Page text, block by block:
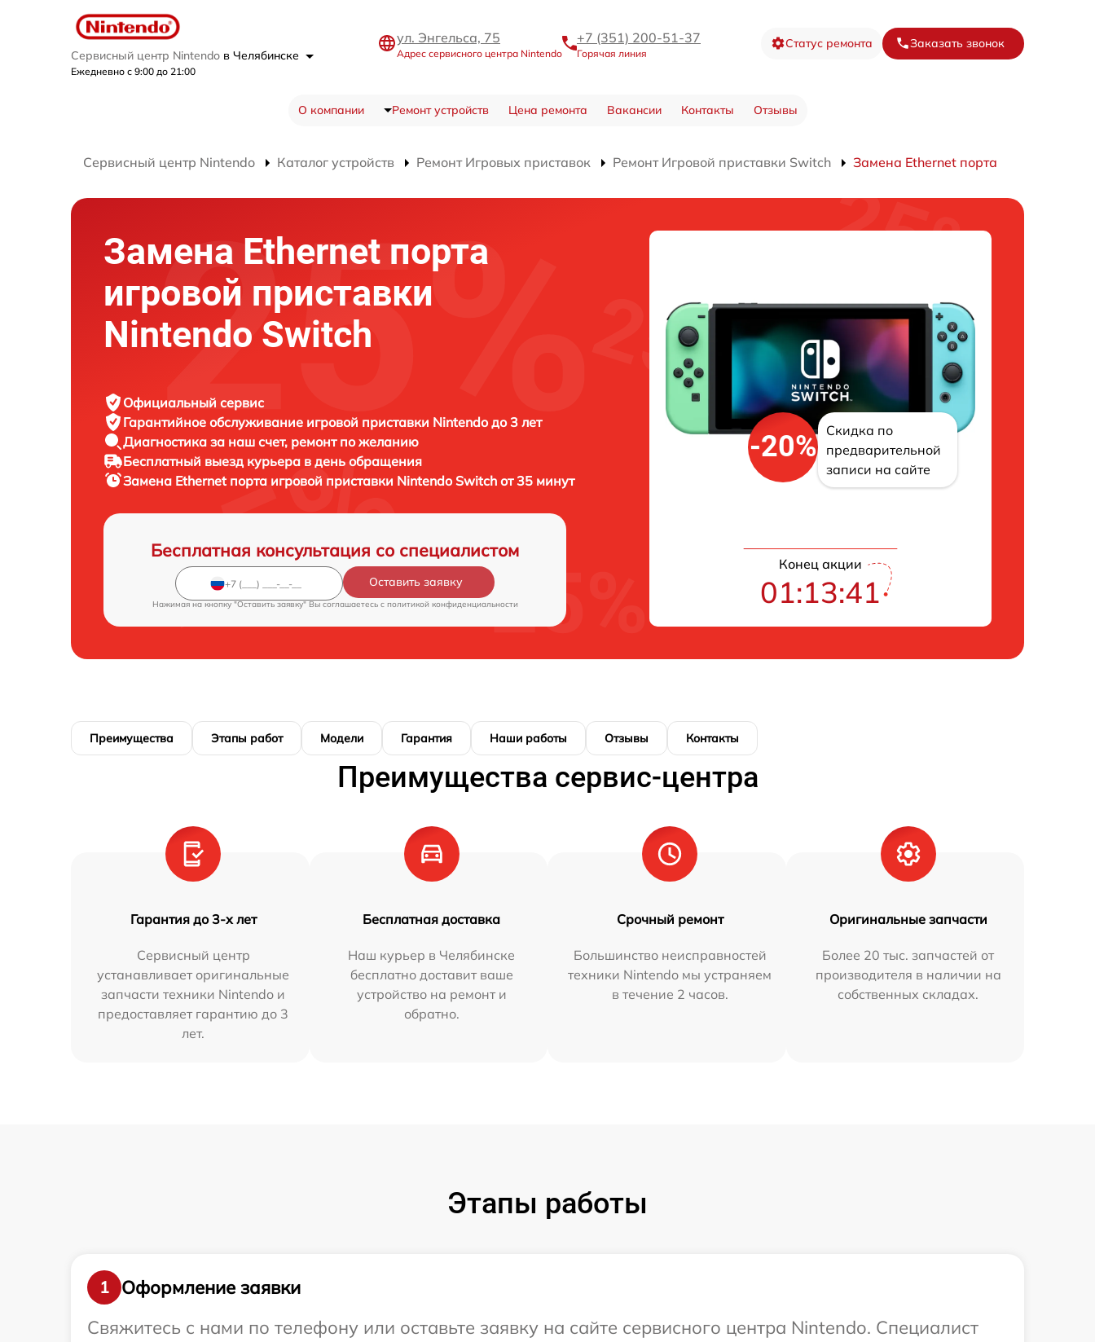
Сервисный центр Nintendo в Челябинске
Ежедневно с 9:00 до 21:00
ул. Энгельса, 75
Адрес сервисного центра Nintendo
+7 (351) 200-51-37
Горячая линия
Статус ремонта Заказать звонок
О компании Ремонт устройств Цена ремонта Вакансии Контакты Отзывы
Сервисный центр Nintendo Каталог устройств Ремонт Игровых приставок Ремонт Игровой приставки Switch Замена Ethernet порта
Замена Ethernet порта
игровой приставки
Nintendo Switch
Официальный сервис
Гарантийное обслуживание игровой приставки Nintendo до 3 лет
Диагностика за наш счет, ремонт по желанию
Бесплатный выезд курьера в день обращения
Замена Ethernet порта игровой приставки Nintendo Switch от 35 минут
Бесплатная консультация со специалистом
Оставить заявку
Нажимая на кнопку "Оставить заявку" Вы соглашаетесь c политикой конфиденциальности
-20%
Скидка по
предварительной
записи на сайте
Конец акции
01:13:41
Преимущества Этапы работ Модели Гарантия Наши работы Отзывы Контакты
Преимущества сервис-центра
Гарантия до 3-х лет
Сервисный центр
устанавливает оригинальные
запчасти техники Nintendo и
предоставляет гарантию до 3
лет.
Бесплатная доставка
Наш курьер в Челябинске
бесплатно доставит ваше
устройство на ремонт и
обратно.
Срочный ремонт
Большинство неисправностей
техники Nintendo мы устраняем
в течение 2 часов.
Оригинальные запчасти
Более 20 тыс. запчастей от
производителя в наличии на
собственных складах.
Этапы работы
1
Оформление заявки
Свяжитесь с нами по телефону или оставьте заявку на сайте сервисного центра Nintendo. Специалист